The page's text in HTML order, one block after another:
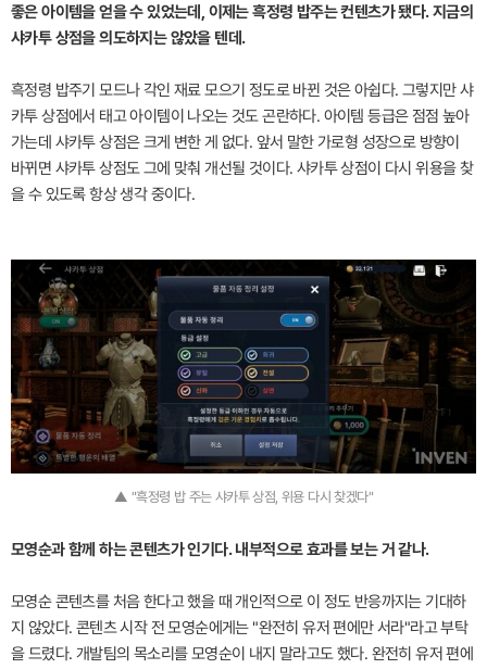
좋은 아이템을 얻을 수 있었는데, 이제는 흑정령 밥주는 컨텐츠가 됐다. 지금의
샤카투 상점을 의도하지는 않았을 텐데.
흑정령 밥주기 모드나 각인 재료 모으기 정도로 바뀐 것은 아쉽다. 그렇지만 샤
카투 상점에서 태고 아이템이 나오는 것도 곤란하다. 아이템 등급은 점점 높아
가는데 샤카투 상점은 크게 변한 게 없다. 앞서 말한 가로형 성장으로 방향이
바뀌면 샤카투 상점도 그에 맞춰 개선될 것이다. 샤카투 상점이 다시 위용을 찾
을 수 있도록 항상 생각 중이다.
▲ "흑정령 밥 주는 샤카투 상점, 위용 다시 찾겠다"
모영순과 함께 하는 콘텐츠가 인기다. 내부적으로 효과를 보는 거 같나.
모영순 콘텐츠를 처음 한다고 했을 때 개인적으로 이 정도 반응까지는 기대하
지 않았다. 콘텐츠 시작 전 모영순에게는 "완전히 유저 편에만 서라"라고 부탁
을 드렸다. 개발팀의 목소리를 모영순이 내지 말라고도 했다. 완전히 유저 편에